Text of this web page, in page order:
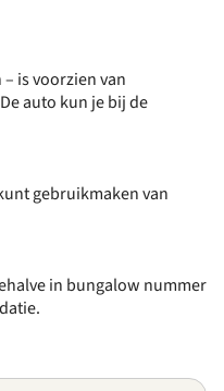
is voorzien van
auto kun je bij de
gebruikmaken van
in bungalow nummer